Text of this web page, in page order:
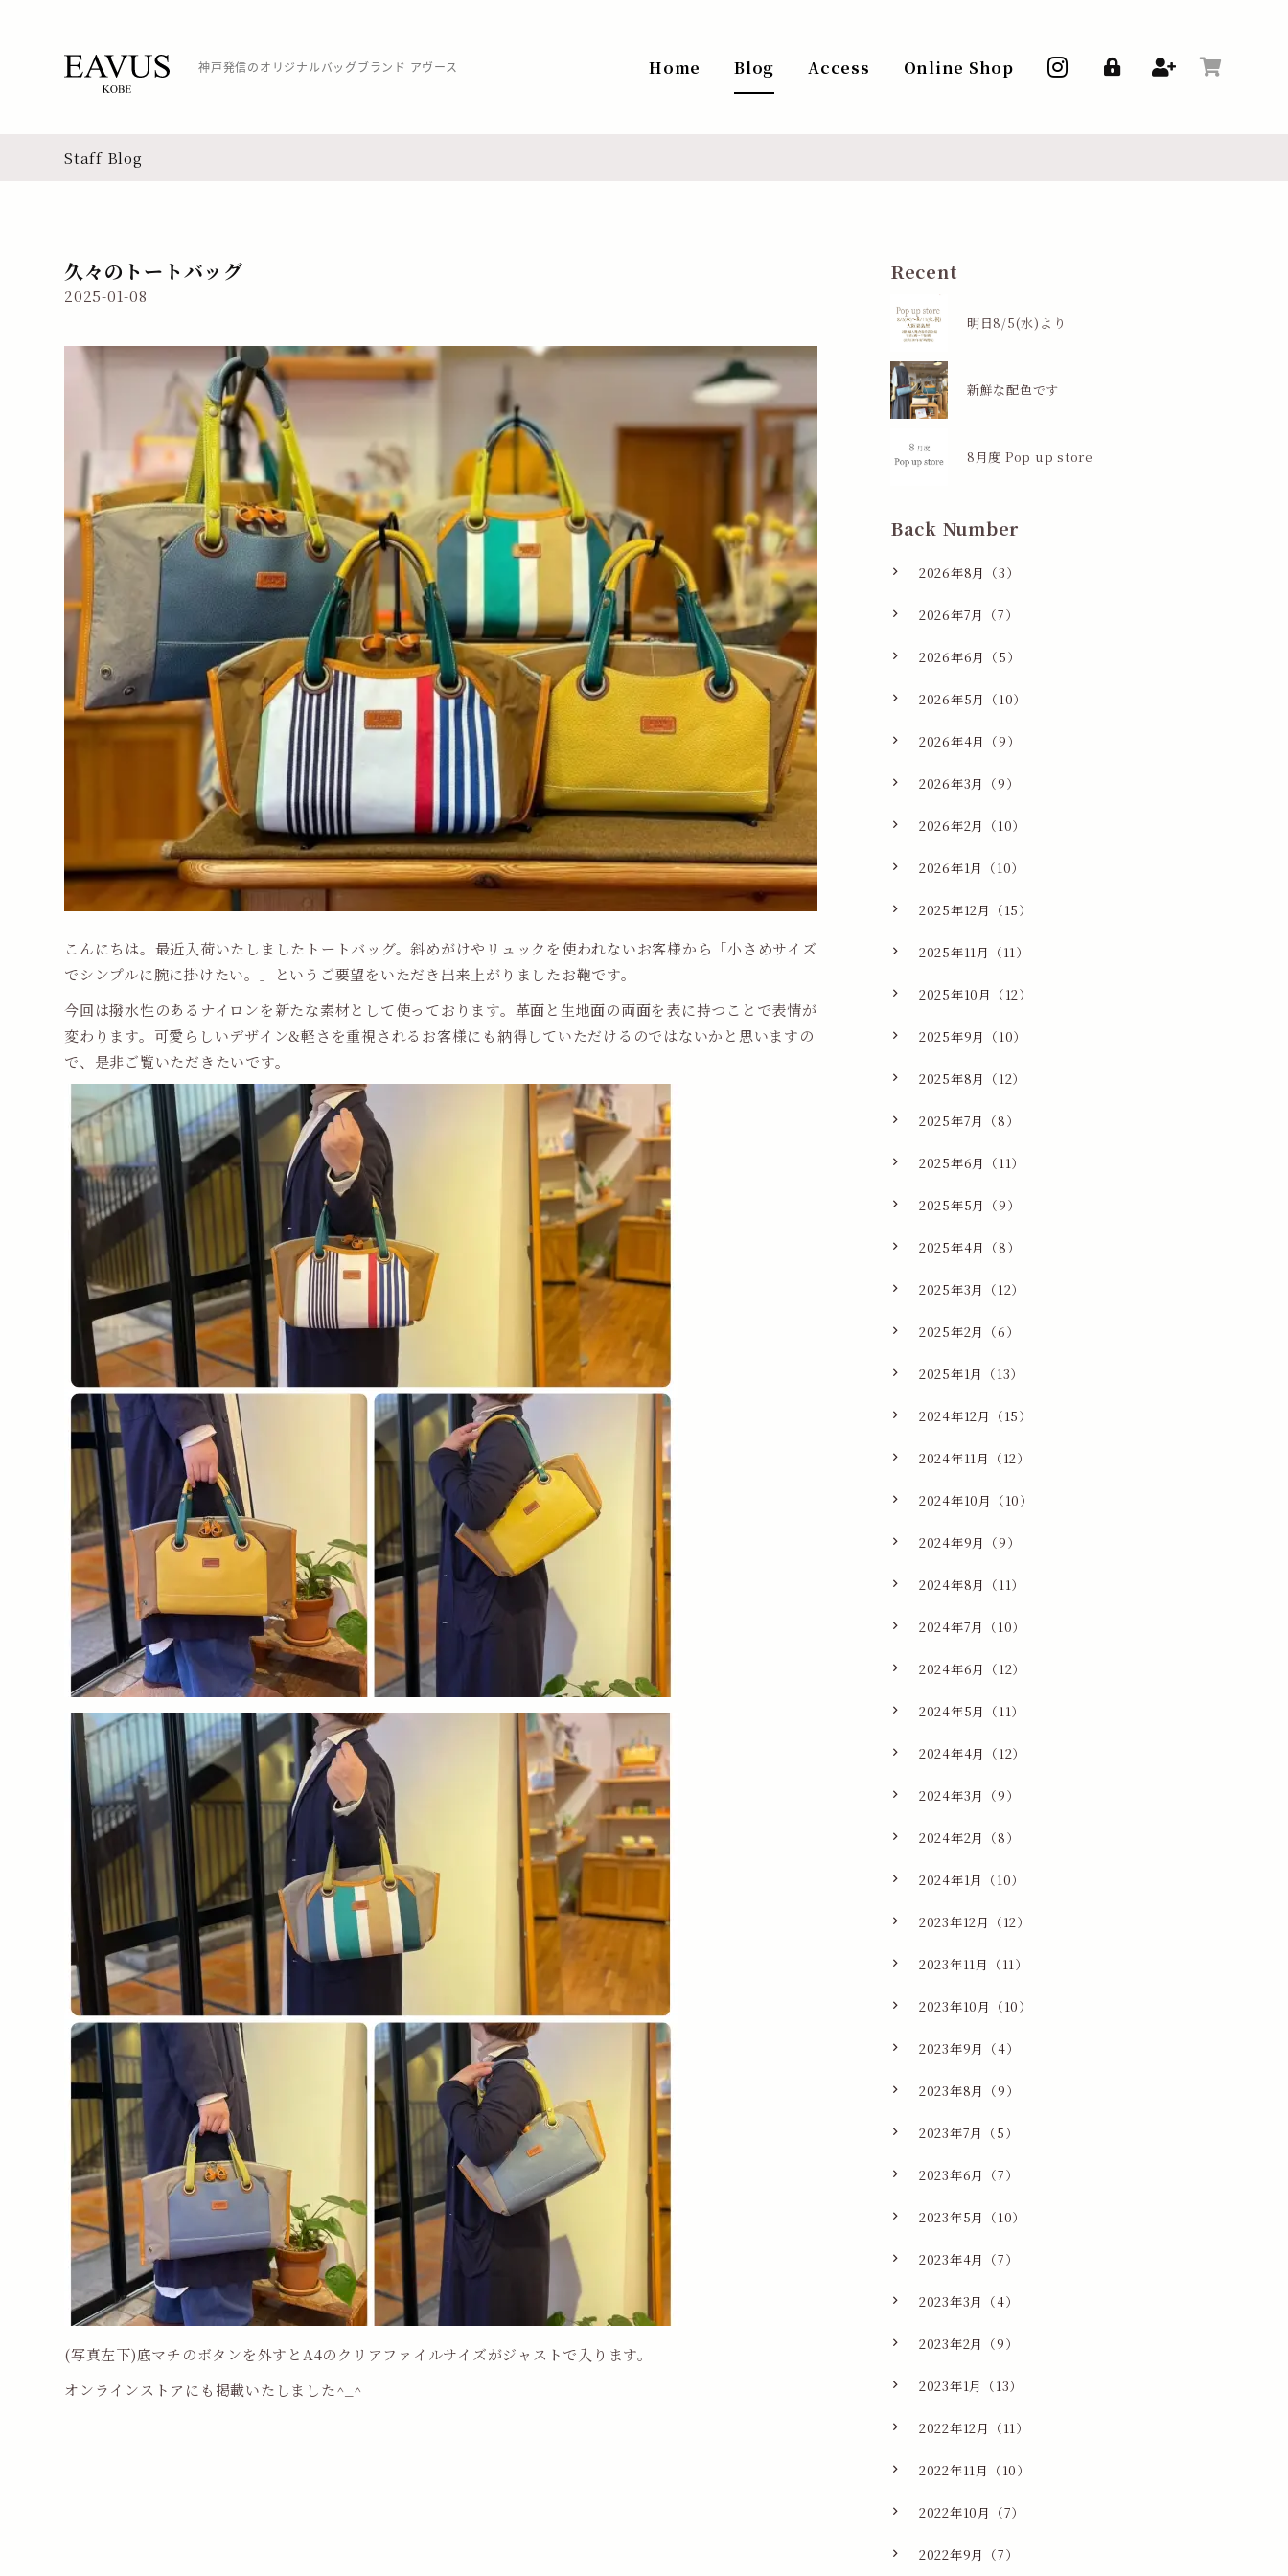
神戸発信のオリジナルバッグブランド アヴース Home Blog Access Online Shop
Staff Blog
久々のトートバッグ
2025-01-08
こんにちは。最近入荷いたしましたトートバッグ。斜めがけやリュックを使われないお客様から「小さめサイズ
でシンプルに腕に掛けたい。」というご要望をいただき出来上がりましたお鞄です。
今回は撥水性のあるナイロンを新たな素材として使っております。革面と生地面の両面を表に持つことで表情が
変わります。可愛らしいデザイン&軽さを重視されるお客様にも納得していただけるのではないかと思いますの
で、是非ご覧いただきたいです。
(写真左下)底マチのボタンを外すとA4のクリアファイルサイズがジャストで入ります。
オンラインストアにも掲載いたしました^_^
Recent
明日8/5(水)より
新鮮な配色です
8月度 Pop up store
Back Number
2026年8月（3）
2026年7月（7）
2026年6月（5）
2026年5月（10）
2026年4月（9）
2026年3月（9）
2026年2月（10）
2026年1月（10）
2025年12月（15）
2025年11月（11）
2025年10月（12）
2025年9月（10）
2025年8月（12）
2025年7月（8）
2025年6月（11）
2025年5月（9）
2025年4月（8）
2025年3月（12）
2025年2月（6）
2025年1月（13）
2024年12月（15）
2024年11月（12）
2024年10月（10）
2024年9月（9）
2024年8月（11）
2024年7月（10）
2024年6月（12）
2024年5月（11）
2024年4月（12）
2024年3月（9）
2024年2月（8）
2024年1月（10）
2023年12月（12）
2023年11月（11）
2023年10月（10）
2023年9月（4）
2023年8月（9）
2023年7月（5）
2023年6月（7）
2023年5月（10）
2023年4月（7）
2023年3月（4）
2023年2月（9）
2023年1月（13）
2022年12月（11）
2022年11月（10）
2022年10月（7）
2022年9月（7）